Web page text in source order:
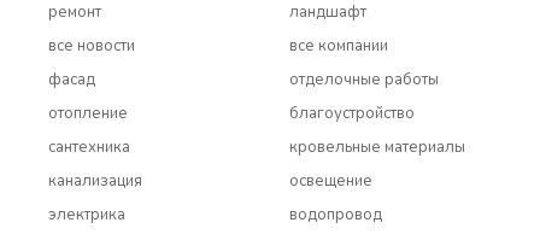
ремонт
все новости
ландшафт
все компании
фасад
отопление
сантехника
канализация
электрика
отделочные работы
благоустройство
кровельные материалы
освещение
водопровод